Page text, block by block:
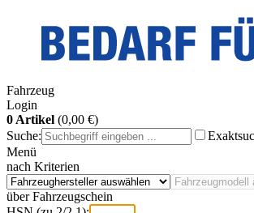
Fahrzeug
Login
0 Artikel (0,00 €)
Suche:
Menü
nach Kriterien
über Fahrzeugschein